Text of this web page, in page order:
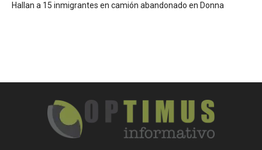
Hallan a 15 inmigrantes en camión abandonado en Donna